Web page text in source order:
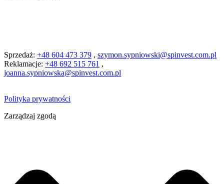
Sprzedaż: +48 604 473 379 , szymon.sypniowski@spinvest.com.pl
Reklamacje: +48 692 515 761 ,
joanna.sypniowska@spinvest.com.pl
Polityka prywatności
Zarządzaj zgodą